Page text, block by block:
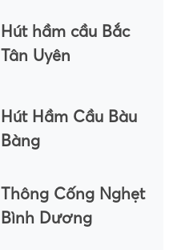
Hút hầm cầu Bắc
Tân Uyên
Hút Hầm Cầu Bàu
Bàng
Thông Cống Nghẹt
Bình Dương